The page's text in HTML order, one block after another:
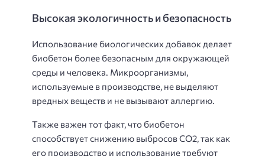
Высокая экологичность и безопасность
Использование биологических добавок делает
биобетон более безопасным для окружающей
среды и человека. Микроорганизмы,
используемые в производстве, не выделяют
вредных веществ и не вызывают аллергию.
Также важен тот факт, что биобетон
способствует снижению выбросов CO2, так как
его производство и использование требуют